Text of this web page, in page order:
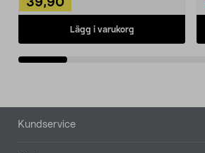
39,90
Lägg i varukorg
Sidfot
Kundservice